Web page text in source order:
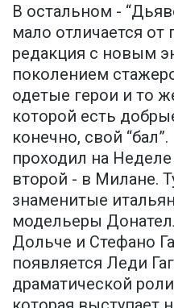
В остальном -
мало отличается от
редакция с новым
поколением
одетые герои и то
которой есть
конечно, свой
проходил на
второй - в Милане.
знаменитые
модельеры
Дольче и Стефано
появляется Леди
драматической